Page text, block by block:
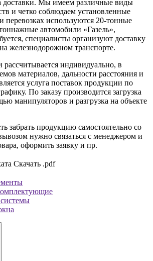
доставки. Мы имеем различные виды
и четко соблюдаем установленные
перевозках используются 20-тонные
автомобили «Газель»,
специалисты организуют доставку
железнодорожном транспорте.
рассчитывается индивидуально, в
материалов, дальности расстояния и
услуга поставок продукции по
По заказу производится загрузка
манипуляторов и разгрузка на объекте
забрать продукцию самостоятельно со
нужно связаться с менеджером и
оформить заявку и пр.
Скачать .pdf